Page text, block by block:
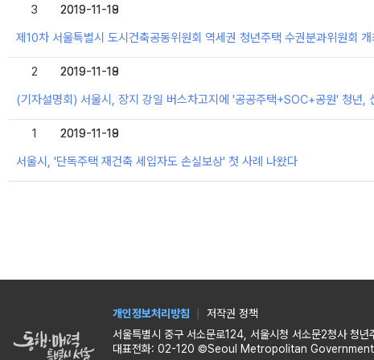
3
제10차 서울특별시 도시건축공동위원회 역세권 청년주택 수권분과위원회
2019-11-18
2019-11-19
2
(기자설명회) 서울시, 장지 강일 버스차고지에 '공공주택+SOC+공원' 청년,
2019-11-18
2019-11-19
1
서울시, '단독주택 재건축 세입자도 손실보상' 첫 사례 나왔다
2019-11-18
2019-11-19
개인정보처리방침
저작권 정책
서울특별시 중구 서소문로124, 서울시청 서소문2청사 청
대표전화: 02-120 ©Seoul Metropolitan